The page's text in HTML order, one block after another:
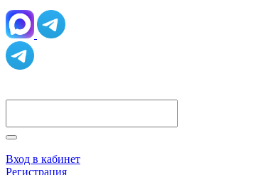
Вход в кабинет
Регистрация